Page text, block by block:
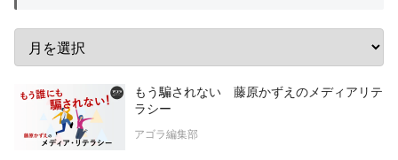
もう騙されない 藤原かずえのメディアリテ
ラシー
アゴラ編集部